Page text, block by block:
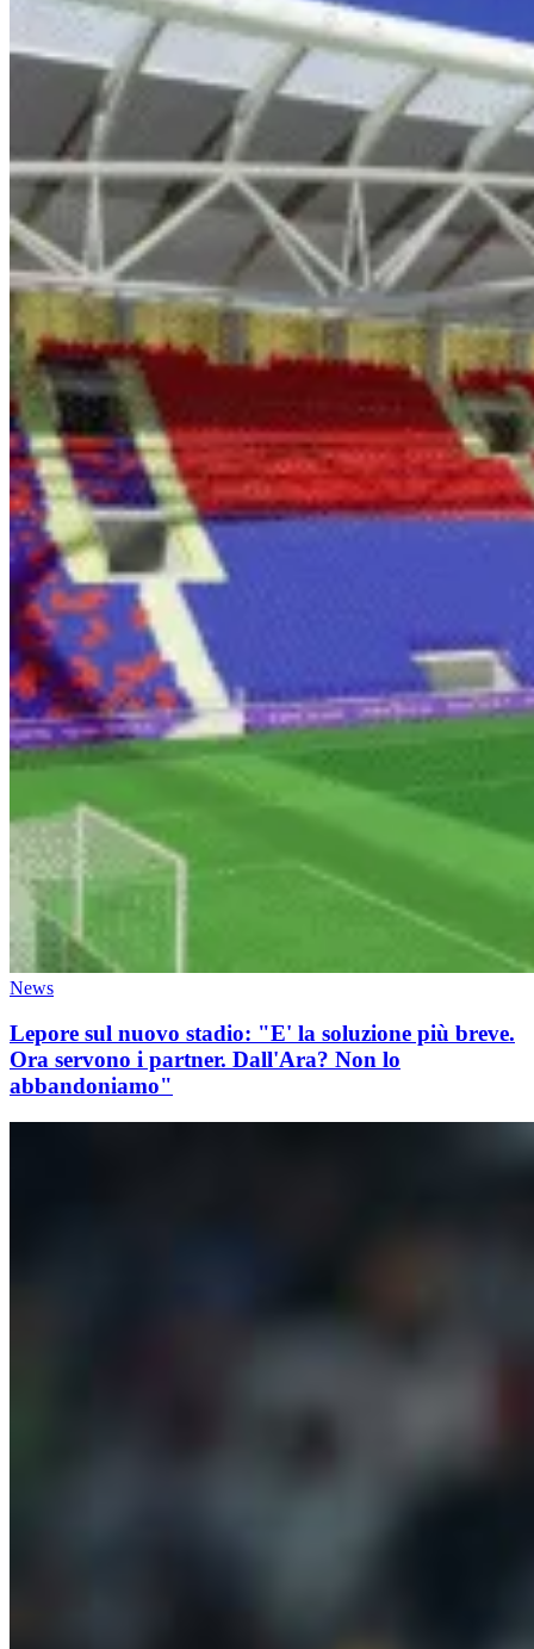
News
Lepore sul nuovo stadio: "E' la soluzione più breve.
Ora servono i partner. Dall'Ara? Non lo
abbandoniamo"